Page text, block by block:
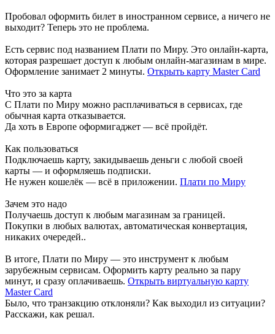
Пробовал оформить билет в иностранном сервисе, а ничего не
выходит? Теперь это не проблема.
Есть сервис под названием Плати по Миру. Это онлайн-карта,
которая разрешает доступ к любым онлайн-магазинам в мире.
Оформление занимает 2 минуты. Открыть карту Master Card
Что это за карта
С Плати по Миру можно расплачиваться в сервисах, где
обычная карта отказывается.
Да хоть в Европе оформигаджет — всё пройдёт.
Как пользоваться
Подключаешь карту, закидываешь деньги с любой своей
карты — и оформляешь подписки.
Не нужен кошелёк — всё в приложении. Плати по Миру
Зачем это надо
Получаешь доступ к любым магазинам за границей.
Покупки в любых валютах, автоматическая конвертация,
никаких очередей..
В итоге, Плати по Миру — это инструмент к любым
зарубежным сервисам. Оформить карту реально за пару
минут, и сразу оплачиваешь. Открыть виртуальную карту
Master Card
Было, что транзакцию отклоняли? Как выходил из ситуации?
Расскажи, как решал.